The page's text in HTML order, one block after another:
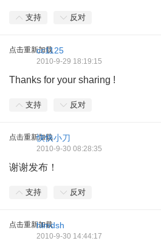
支持 反对
点击重新加载
cc1125
2010-9-29 18:19:15
Thanks for your sharing !
支持 反对
点击重新加载快快小刀
2010-9-30 08:28:35
谢谢发布！
支持 反对
点击重新加载
hlmdsh
2010-9-30 14:44:17